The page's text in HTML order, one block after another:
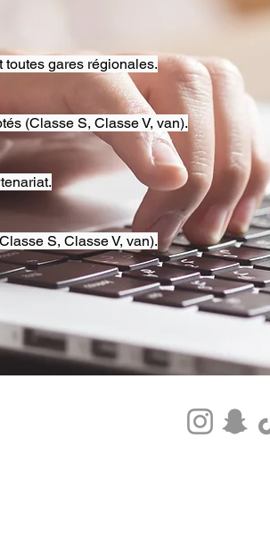
gares régionales.
(Classe S, Classe V, van).
S, Classe V, van).